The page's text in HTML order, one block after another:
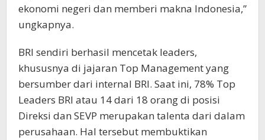
ekonomi negeri dan memberi makna Indonesia,”
ungkapnya.
BRI sendiri berhasil mencetak leaders,
khususnya di jajaran Top Management yang
bersumber dari internal BRI. Saat ini, 78% Top
Leaders BRI atau 14 dari 18 orang di posisi
Direksi dan SEVP merupakan talenta dari dalam
perusahaan. Hal tersebut membuktikan